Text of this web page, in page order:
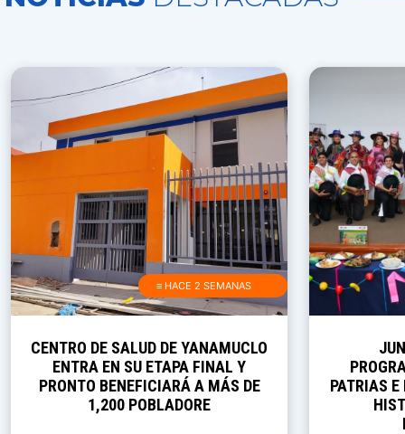
≡ HACE 2 SEMANAS
CENTRO DE SALUD DE YANAMUCLO
ENTRA EN SU ETAPA FINAL Y
PRONTO BENEFICIARÁ A MÁS DE
1,200 POBLADORE
PATRIAS